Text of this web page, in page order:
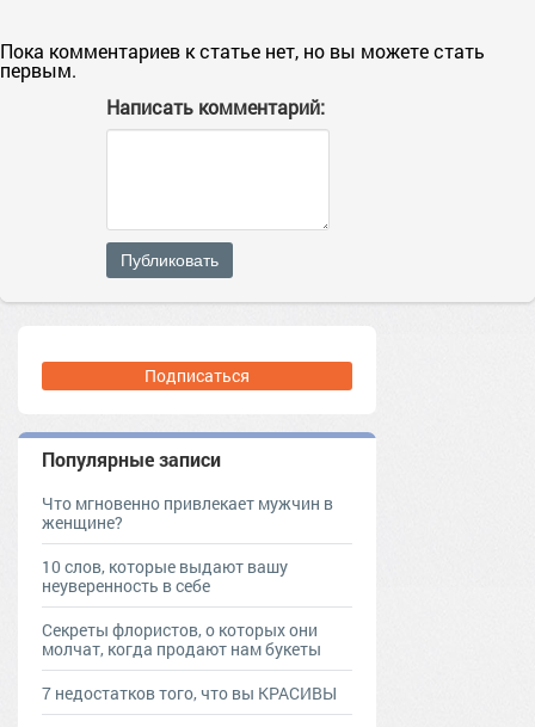
Пока комментариев к статье нет, но вы можете стать
первым.
Написать комментарий:
Публиковать
Подписаться
Популярные записи
Что мгновенно привлекает мужчин в
женщине?
10 слов, которые выдают вашу
неуверенность в себе
Секреты флористов, о которых они
молчат, когда продают нам букеты
7 недостатков того, что вы КРАСИВЫ